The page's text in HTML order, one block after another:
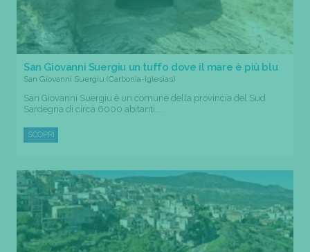
San Giovanni Suergiu un tuffo dove il mare è più blu
San Giovanni Suergiu (Carbonia-Iglesias)
San Giovanni Suergiu è un comune della provincia del Sud
Sardegna di circa 6000 abitanti....
SCOPRI